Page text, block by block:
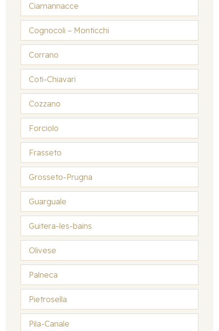
Ciamannacce
Cognocoli – Monticchi
Corrano
Coti-Chiavari
Cozzano
Forciolo
Frasseto
Grosseto-Prugna
Guarguale
Guitera-les-bains
Olivese
Palneca
Pietrosella
Pila-Canale